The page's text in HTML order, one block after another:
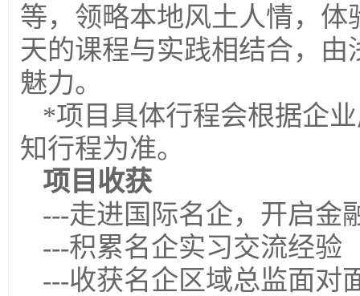
等，领略本地风土人情，
天的课程与实践相结合，
魅力。
*项目具体行程会根据企
知行程为准。
项目收获
---走进国际名企，开启金
---积累名企实习交流经验
---收获名企区域总监面对